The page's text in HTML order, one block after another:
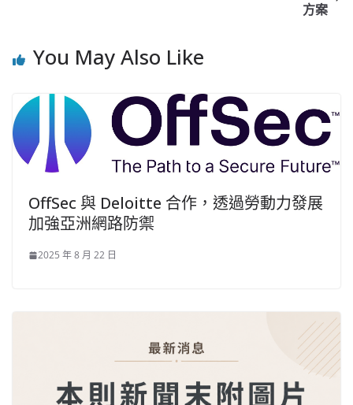
方案
You May Also Like
OffSec 與 Deloitte 合作，透過勞動力發展
加強亞洲網路防禦
2025 年 8 月 22 日